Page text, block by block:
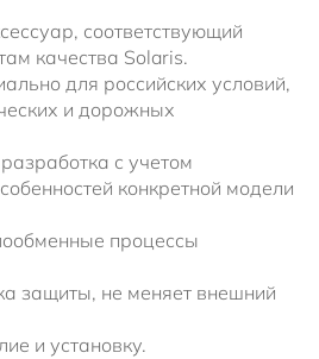
соответствующий
качества Solaris.
для российских условий,
и дорожных
с учетом
конкретной модели
процессы
защиты, не меняет внешний
и установку.